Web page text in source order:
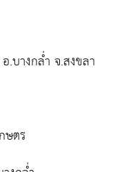
บางกล่ำ จ.สงขลา
ษตร